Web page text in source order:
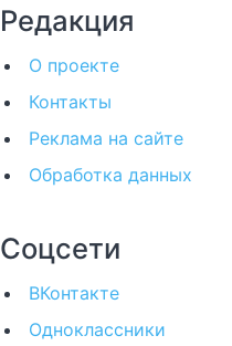
Редакция
О проекте
Контакты
Реклама на сайте
Обработка данных
Соцсети
ВКонтакте
Одноклассники